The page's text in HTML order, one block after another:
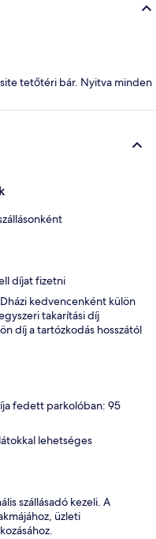
tetőtéri bár. Nyitva minden
díjat fizetni
kedvencenként külön
takarítási díj
díj a tartózkodás hosszától
fedett parkolóban: 95
lehetséges
szállásadó kezeli. A
üzleti